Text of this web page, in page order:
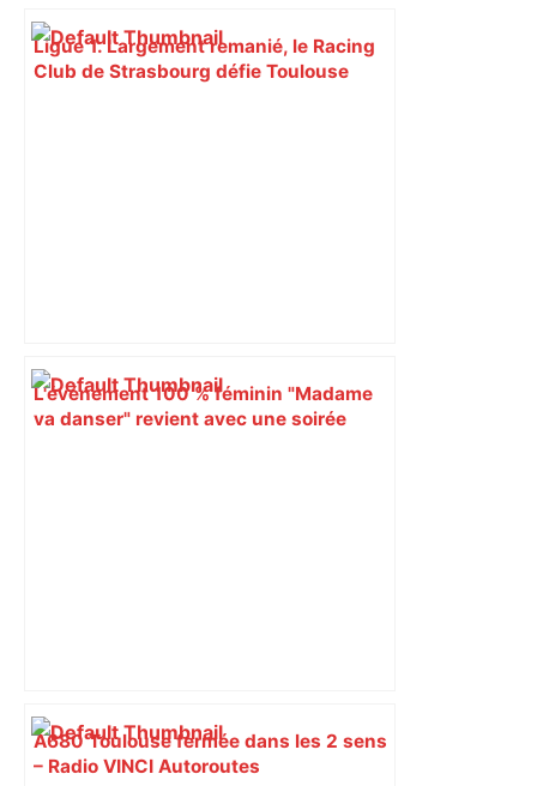
Ligue 1. Largement remanié, le Racing
Club de Strasbourg défie Toulouse
L'événement 100 % féminin "Madame
va danser" revient avec une soirée
A680 Toulouse fermée dans les 2 sens
– Radio VINCI Autoroutes